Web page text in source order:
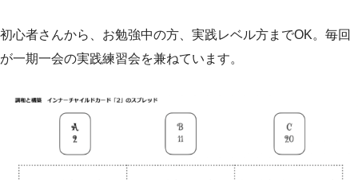
初心者さんから、お勉強中の方、実践レベル方までOK。毎回
が一期一会の実践練習会を兼ねています。